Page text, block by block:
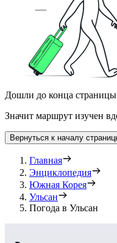
Дошли до конца
Значит маршрут изучен
Вернуться к началу
Главная
Энциклопедия
Южная Корея
Ульсан
Погода в Ульсан